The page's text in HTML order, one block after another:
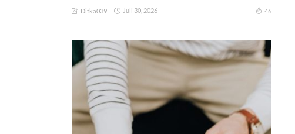
Ditka039 Juli 30, 2026 46